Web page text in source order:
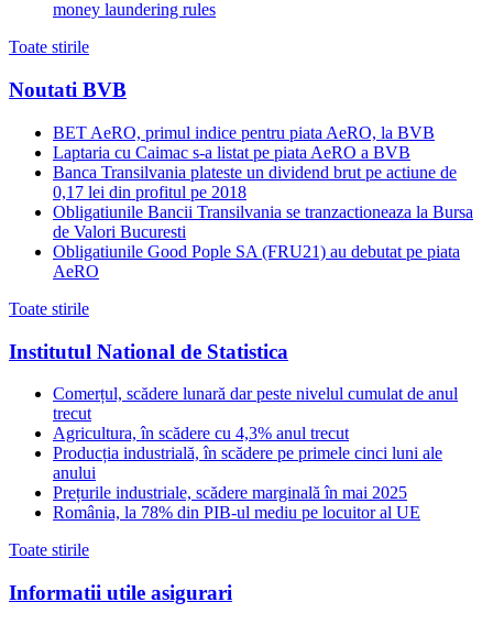
money laundering rules
Toate stirile
Noutati BVB
BET AeRO, primul indice pentru piata AeRO, la BVB
Laptaria cu Caimac s-a listat pe piata AeRO a BVB
Banca Transilvania plateste un dividend brut pe actiune de
0,17 lei din profitul pe 2018
Obligatiunile Bancii Transilvania se tranzactioneaza la Bursa
de Valori Bucuresti
Obligatiunile Good Pople SA (FRU21) au debutat pe piata
AeRO
Toate stirile
Institutul National de Statistica
Comerțul, scădere lunară dar peste nivelul cumulat de anul
trecut
Agricultura, în scădere cu 4,3% anul trecut
Producția industrială, în scădere pe primele cinci luni ale
anului
Prețurile industriale, scădere marginală în mai 2025
România, la 78% din PIB-ul mediu pe locuitor al UE
Toate stirile
Informatii utile asigurari